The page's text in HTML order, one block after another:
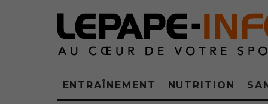
ENTRAÎNEMENT NUTRITION